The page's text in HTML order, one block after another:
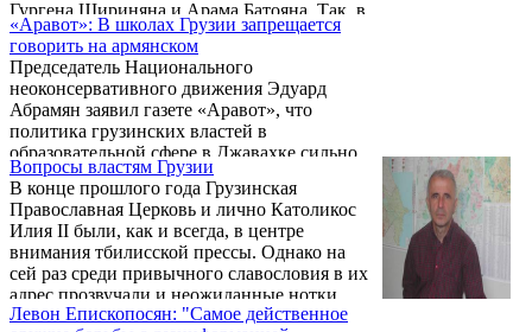
Гургена Шириняна и Арама Батояна. Так, в
октябре 2009 г. Ахалкалакский районный
суд в заочном порядке приговрил Гургена
Шириняна к трем годам заключения по
обвинению в хулиганстве в отношении
представителей грузинской военной
полиции в марте 2005 года. Этот новый
приговор был принят в условиях уже
действующего в отношении джавахкского
политического активиста приговора к 17
годам заключения, также ...
«Аравот»: В школах Грузии запрещается
говорить на армянском
Председатель Национального
неоконсервативного движения Эдуард
Абрамян заявил газете «Аравот», что
политика грузинских властей в
образовательной сфере в Джавахке сильно
изменилась. «Они делают все, чтобы
армянское население было отрезано от
духовной, культурной и образовательной
жизни Армении», - отметил он. По его
словам, были случаи, когда под сильным
психологическим воздействием армянские
преподаватели боялись говорить на родном
языке. В школах Джавахка история
Вопросы властям Грузии
В конце прошлого года Грузинская
Православная Церковь и лично Католикос
Илия II были, как и всегда, в центре
внимания тбилисской прессы. Однако на
сей раз среди привычного славословия в их
адрес прозвучали и неожиданные нотки.
Левон Епископосян: "Самое действенное